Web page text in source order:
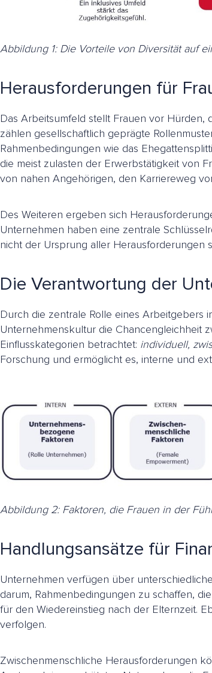
Abbildung 1: Die Vorteile von Diversität auf
Herausforderungen für
Das Arbeitsumfeld stellt Frauen vor
zählen gesellschaftlich geprägte
Rahmenbedingungen wie das
die meist zulasten der Erwerbstätigkeit von
von nahen Angehörigen, den Karriereweg
Des Weiteren ergeben sich
Unternehmen haben eine zentrale
nicht der Ursprung aller Herausforderungen
Die Verantwortung der
Durch die zentrale Rolle eines Arbeitgebers
Unternehmenskultur die Chancengleichheit
Einflusskategorien betrachtet: individuell,
Forschung und ermöglicht es, interne und
Abbildung 2: Faktoren, die Frauen in der
Handlungsansätze für
Unternehmen verfügen über
darum, Rahmenbedingungen zu schaffen,
für den Wiedereinstieg nach der Elternzeit.
verfolgen.
Zwischenmenschliche Herausforderungen